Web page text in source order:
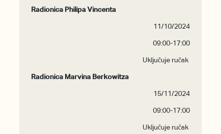
Radionica Philipa Vincenta
11/10/2024
09:00-17:00
Uključuje ručak
Radionica Marvina Berkowitza
15/11/2024
09:00-17:00
Uključuje ručak